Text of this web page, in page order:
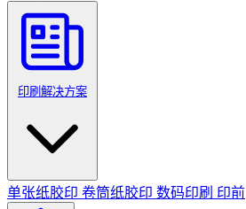
印刷解决方案
单张纸胶印 卷筒纸胶印 数码印刷 印前